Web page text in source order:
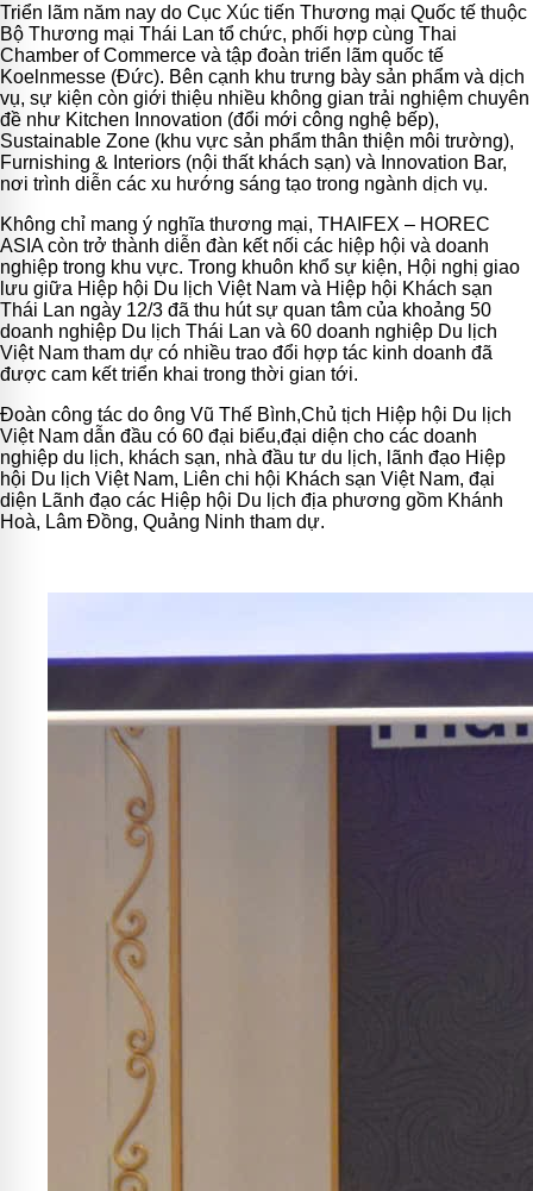
Triển lãm năm nay do Cục Xúc tiến Thương mại Quốc tế thuộc
Bộ Thương mại Thái Lan tổ chức, phối hợp cùng Thai
Chamber of Commerce và tập đoàn triển lãm quốc tế
Koelnmesse (Đức). Bên cạnh khu trưng bày sản phẩm và dịch
vụ, sự kiện còn giới thiệu nhiều không gian trải nghiệm chuyên
đề như Kitchen Innovation (đổi mới công nghệ bếp),
Sustainable Zone (khu vực sản phẩm thân thiện môi trường),
Furnishing & Interiors (nội thất khách sạn) và Innovation Bar,
nơi trình diễn các xu hướng sáng tạo trong ngành dịch vụ.
Không chỉ mang ý nghĩa thương mại, THAIFEX – HOREC
ASIA còn trở thành diễn đàn kết nối các hiệp hội và doanh
nghiệp trong khu vực. Trong khuôn khổ sự kiện, Hội nghị giao
lưu giữa Hiệp hội Du lịch Việt Nam và Hiệp hội Khách sạn
Thái Lan ngày 12/3 đã thu hút sự quan tâm của khoảng 50
doanh nghiệp Du lịch Thái Lan và 60 doanh nghiệp Du lịch
Việt Nam tham dự có nhiều trao đổi hợp tác kinh doanh đã
được cam kết triển khai trong thời gian tới.
Đoàn công tác do ông Vũ Thế Bình,Chủ tịch Hiệp hội Du lịch
Việt Nam dẫn đầu có 60 đại biểu,đại diện cho các doanh
nghiệp du lịch, khách sạn, nhà đầu tư du lịch, lãnh đạo Hiệp
hội Du lịch Việt Nam, Liên chi hội Khách sạn Việt Nam, đại
diện Lãnh đạo các Hiệp hội Du lịch địa phương gồm Khánh
Hoà, Lâm Đồng, Quảng Ninh tham dự.